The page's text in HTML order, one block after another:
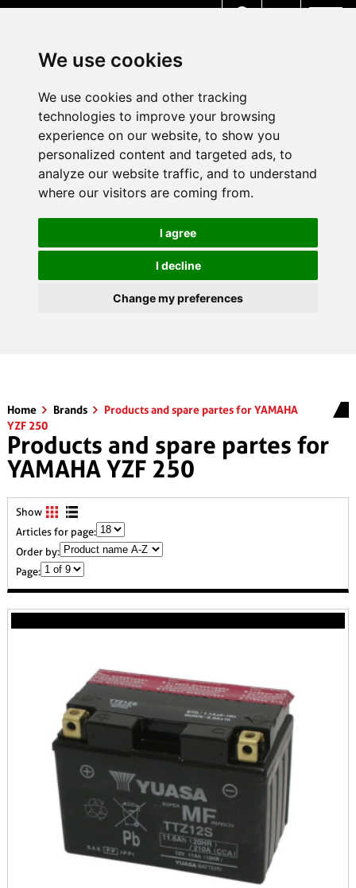
We use cookies
We use cookies and other tracking
technologies to improve your browsing
experience on our website, to show you
personalized content and targeted ads, to
analyze our website traffic, and to understand
where our visitors are coming from.
I agree
I decline
Change my preferences
Home Brands
Products and spare partes for YAMAHA
YZF 250
Products and spare partes for
YAMAHA YZF 250
Show
Articles for page:
Order by:
Page: